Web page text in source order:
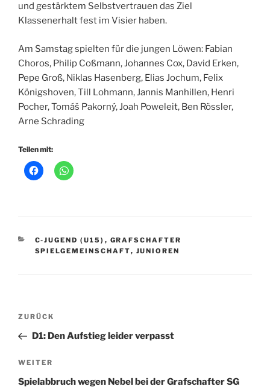
und gestärktem Selbstvertrauen das Ziel
Klassenerhalt fest im Visier haben.
Am Samstag spielten für die jungen Löwen: Fabian
Choros, Philip Coßmann, Johannes Cox, David Erken,
Pepe Groß, Niklas Hasenberg, Elias Jochum, Felix
Königshoven, Till Lohmann, Jannis Manhillen, Henri
Pocher, Tomáš Pakorný, Joah Poweleit, Ben Rössler,
Arne Schrading
Teilen mit:
KATEGORIEN
C-JUGEND (U15) , GRAFSCHAFTER
SPIELGEMEINSCHAFT, JUNIOREN
Beitragsnavigation
Vorheriger
Beitrag
ZURÜCK
D1: Den Aufstieg leider verpasst
Nächster
Beitrag
WEITER
Spielabbruch wegen Nebel bei der Grafschafter SG